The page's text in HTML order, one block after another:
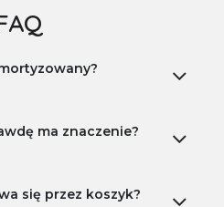
ma znaczenie?
się przez koszyk?